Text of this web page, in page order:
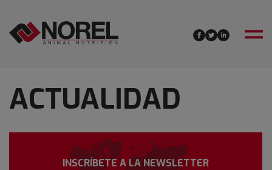
ACTUALIDAD
INSCRÍBETE A LA NEWSLETTER